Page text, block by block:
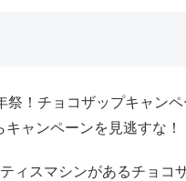
祭！チョコザップキャン
ャンペーンを見逃すな！
ティスマシンがあるチョコ